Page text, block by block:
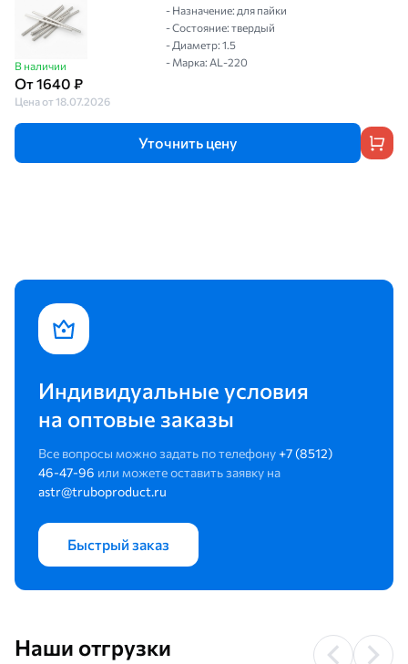
В наличии
От 1640 ₽
Цена от 18.07.2026
- Назначение: для пайки
- Состояние: твердый
- Диаметр: 1.5
- Марка: AL-220
Уточнить цену
Индивидуальные условия
на оптовые заказы
Все вопросы можно задать по телефону +7 (8512)
46-47-96 или можете оставить заявку на
astr@truboproduct.ru
Быстрый заказ
Наши отгрузки